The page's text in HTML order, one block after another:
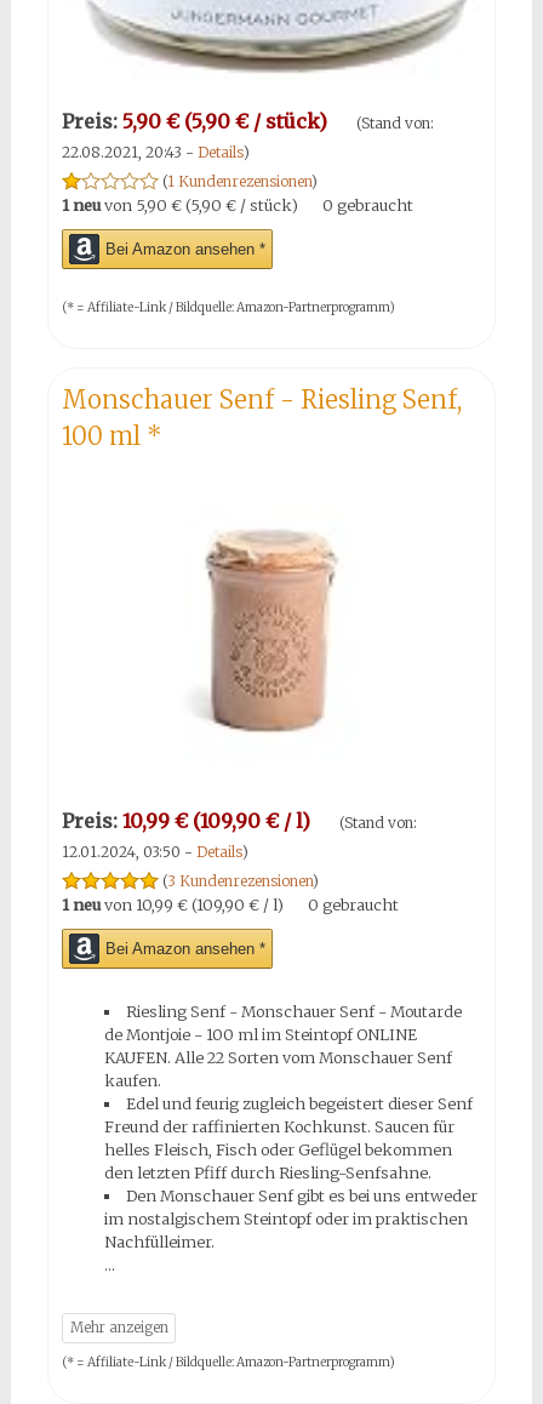
Preis: 5,90 € (5,90 € / stück)
(Stand von:
22.08.2021, 20:43 - Details)
(1 Kundenrezensionen)
1 neuvon 5,90 € (5,90 € / stück) 0 gebraucht
Bei Amazon ansehen *
(* = Affiliate-Link / Bildquelle: Amazon-Partnerprogramm)
Monschauer Senf - Riesling Senf,
100 ml *
Preis: 10,99 € (109,90 € / l)
(Stand von:
12.01.2024, 03:50 - Details)
(3 Kundenrezensionen)
1 neuvon 10,99 € (109,90 € / l) 0 gebraucht
Bei Amazon ansehen *
Riesling Senf - Monschauer Senf - Moutarde
de Montjoie - 100 ml im Steintopf ONLINE
KAUFEN. Alle 22 Sorten vom Monschauer Senf
kaufen.
Edel und feurig zugleich begeistert dieser Senf
Freund der raffinierten Kochkunst. Saucen für
helles Fleisch, Fisch oder Geflügel bekommen
den letzten Pfiff durch Riesling-Senfsahne.
Den Monschauer Senf gibt es bei uns entweder
im nostalgischem Steintopf oder im praktischen
Nachfülleimer.
(* = Affiliate-Link / Bildquelle: Amazon-Partnerprogramm)